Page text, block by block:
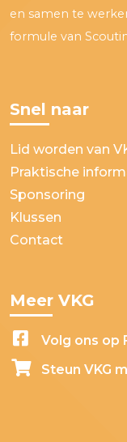
en samen te
formule van
Snel naar
Lid worden van
Praktische
Sponsoring
Klussen
Contact
Meer VKG
Volg ons op
Steun VKG